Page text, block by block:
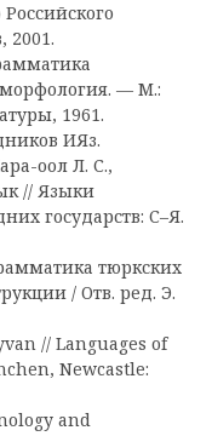
2001.
— М.:
1961.
ИЯз.
оол Л. С.,
// Языки
государств: С–Я.
тюркских
/ Отв. ред. Э.
// Languages of
Newcastle:
and